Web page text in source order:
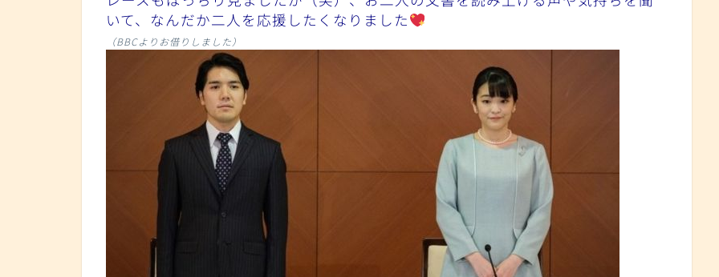
いて、なんだか二人を応援したくなりました
（BBCよりお借りしました）